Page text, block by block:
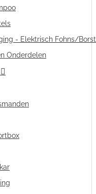
- Elektrisch Fohns/
Onderdelen